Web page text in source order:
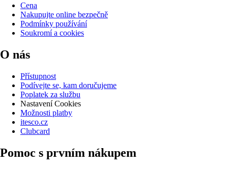
Cena
Nakupujte online bezpečně
Podmínky používání
Soukromí a cookies
O nás
Přístupnost
Podívejte se, kam doručujeme
Poplatek za službu
Nastavení Cookies
Možnosti platby
itesco.cz
Clubcard
Pomoc s prvním nákupem